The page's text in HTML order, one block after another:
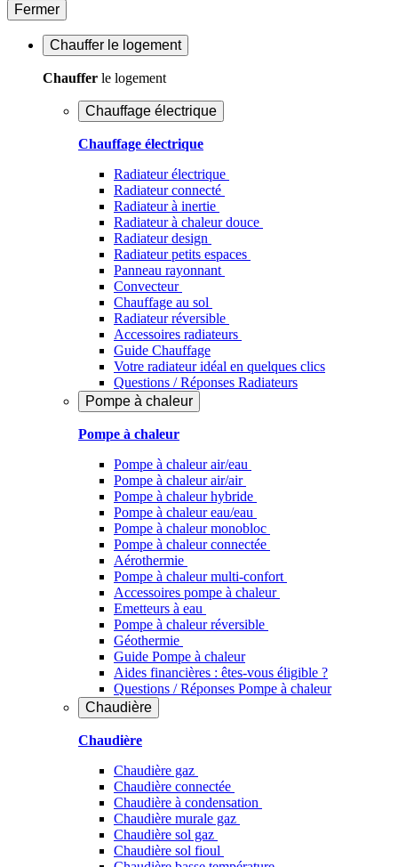
Fermer
Chauffer le logement
Chauffer le logement
Chauffage électrique
Chauffage électrique
Radiateur électrique
Radiateur connecté
Radiateur à inertie
Radiateur à chaleur douce
Radiateur design
Radiateur petits espaces
Panneau rayonnant
Convecteur
Chauffage au sol
Radiateur réversible
Accessoires radiateurs
Guide Chauffage
Votre radiateur idéal en quelques clics
Questions / Réponses Radiateurs
Pompe à chaleur
Pompe à chaleur
Pompe à chaleur air/eau
Pompe à chaleur air/air
Pompe à chaleur hybride
Pompe à chaleur​ eau/eau
Pompe à chaleur monobloc
Pompe à chaleur connectée
Aérothermie
Pompe à chaleur multi-confort
Accessoires pompe à chaleur
Emetteurs à eau
Pompe à chaleur réversible
Géothermie
Guide Pompe à chaleur
Aides financières : êtes-vous éligible ?
Questions / Réponses Pompe à chaleur
Chaudière
Chaudière
Chaudière gaz
Chaudière connectée
Chaudière à condensation
Chaudière murale gaz
Chaudière sol gaz
Chaudière sol fioul